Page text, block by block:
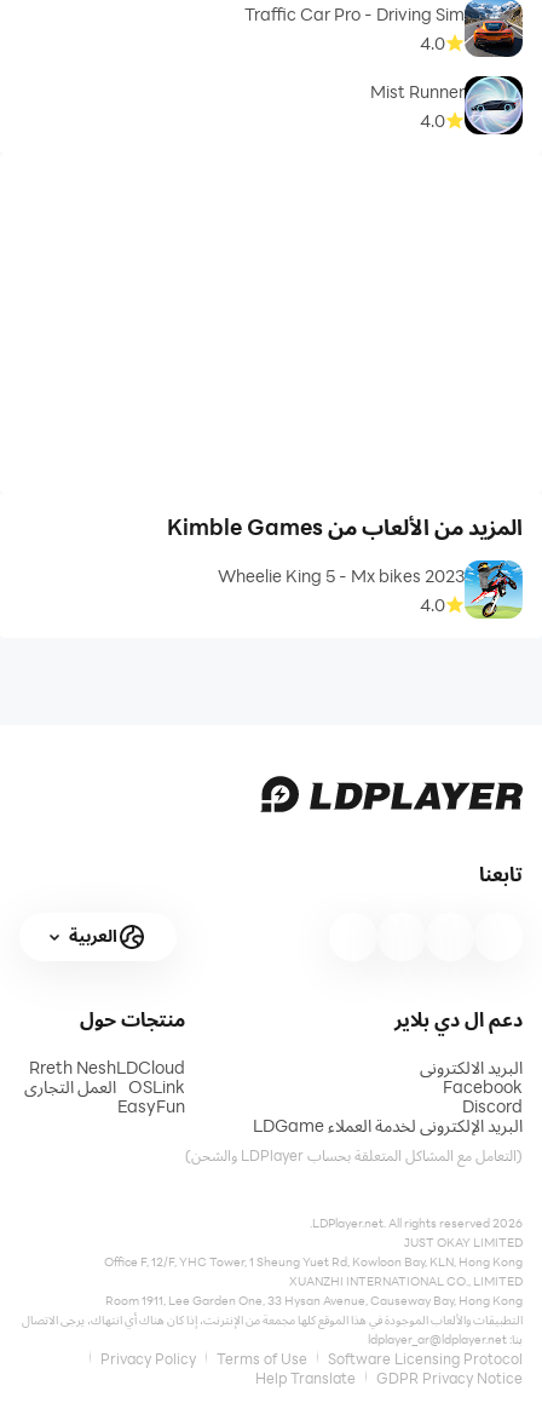
Traffic Car Pro - Driving Sim
4.0
Mist Runner
4.0
المزيد من الألعاب من Kimble Games
Wheelie King 5 - Mx bikes 2023
4.0
تابعنا
العربية
دعم ال دي بلاير
البريد الالكتروني
Facebook
Discord
البريد الإلكتروني لخدمة العملاء LDGame
(التعامل مع المشاكل المتعلقة بحساب LDPlayer والشحن)
منتجات
LDCloud
OSLink
EasyFun
حول
Rreth Nesh
العمل التجاري
2026 LDPlayer.net. All rights reserved.
JUST OKAY LIMITED
Office F, 12/F, YHC Tower, 1 Sheung Yuet Rd, Kowloon Bay, KLN, Hong Kong
XUANZHI INTERNATIONAL CO., LIMITED
Room 1911, Lee Garden One, 33 Hysan Avenue, Causeway Bay, Hong Kong
التطبيقات والألعاب الموجودة في هذا الموقع كلها مجمعة من الإنترنت، إذا كان هناك أي انتهاك، يرجى الاتصال
بنا: ldplayer_ar@ldplayer.net
Software Licensing Protocol
Terms of Use
Privacy Policy
GDPR Privacy Notice
Help Translate